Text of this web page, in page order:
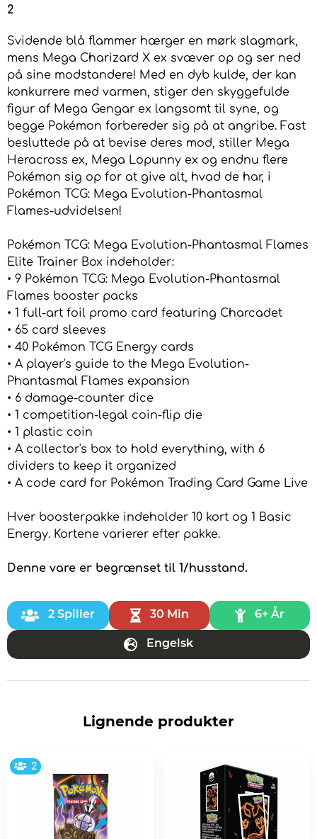
2
Svidende blå flammer hærger en mørk slagmark,
mens Mega Charizard X ex svæver op og ser ned
på sine modstandere! Med en dyb kulde, der kan
konkurrere med varmen, stiger den skyggefulde
figur af Mega Gengar ex langsomt til syne, og
begge Pokémon forbereder sig på at angribe. Fast
besluttede på at bevise deres mod, stiller Mega
Heracross ex, Mega Lopunny ex og endnu flere
Pokémon sig op for at give alt, hvad de har, i
Pokémon TCG: Mega Evolution-Phantasmal
Flames-udvidelsen!
Pokémon TCG: Mega Evolution-Phantasmal Flames
Elite Trainer Box indeholder:
• 9 Pokémon TCG: Mega Evolution-Phantasmal
Flames booster packs
• 1 full-art foil promo card featuring Charcadet
• 65 card sleeves
• 40 Pokémon TCG Energy cards
• A player's guide to the Mega Evolution-
Phantasmal Flames expansion
• 6 damage-counter dice
• 1 competition-legal coin-flip die
• 1 plastic coin
• A collector's box to hold everything, with 6
dividers to keep it organized
• A code card for Pokémon Trading Card Game Live
Hver boosterpakke indeholder 10 kort og 1 Basic
Energy. Kortene varierer efter pakke.
Denne vare er begrænset til 1/husstand.
2 Spiller 30 Min 6+ År
Engelsk
Lignende produkter
2